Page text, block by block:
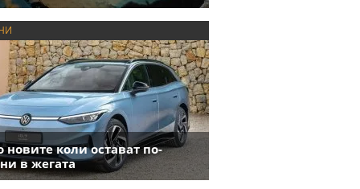
новите коли остават по-
в жегата